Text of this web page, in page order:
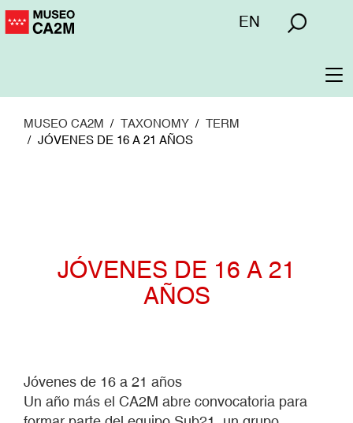
Pasar
Menú
EN
MUSEO CA2M TAXONOMY
TERM
JÓVENES DE 16 A 21 AÑOS
JÓVENES DE 16 A 21
AÑOS
Jóvenes de 16 a 21 años
Un año más el CA2M abre convocatoria para